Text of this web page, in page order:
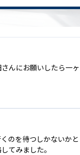
んにお願いしたら一ヶ
のを待つしかないかと
てみました。